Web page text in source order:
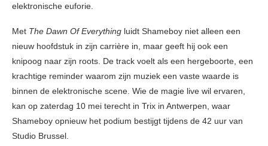
elektronische euforie.
Met The Dawn Of Everything luidt Shameboy niet alleen een
nieuw hoofdstuk in zijn carrière in, maar geeft hij ook een
knipoog naar zijn roots. De track voelt als een hergeboorte, een
krachtige reminder waarom zijn muziek een vaste waarde is
binnen de elektronische scene. Wie de magie live wil ervaren,
kan op zaterdag 10 mei terecht in Trix in Antwerpen, waar
Shameboy opnieuw het podium bestijgt tijdens de 42 uur van
Studio Brussel.